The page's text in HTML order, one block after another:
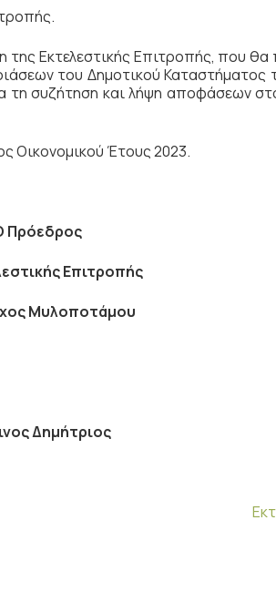
της Εκτελεστικής Επιτροπής, που
του Δημοτικού Καταστήματος
τη συζήτηση και λήψη αποφάσεων
Οικονομικού Έτους 2023.
Πρόεδρος
Επιτροπής
Μυλοποτάμου
Δημήτριος